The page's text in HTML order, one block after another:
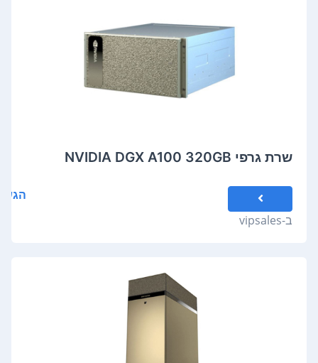
שרת גרפי NVIDIA DGX A100 320GB
ב-vipsales